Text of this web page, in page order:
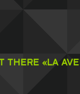
THERE «LA